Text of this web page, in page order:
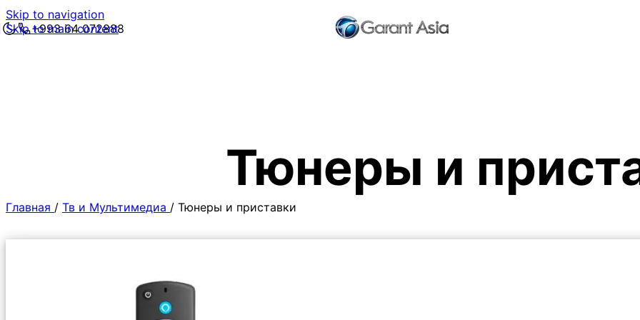
Skip to navigation
Skip to main content
+993 64 072888
Тюнеры и
Главная / Тв и Мультимедиа / Тюнеры и приставки